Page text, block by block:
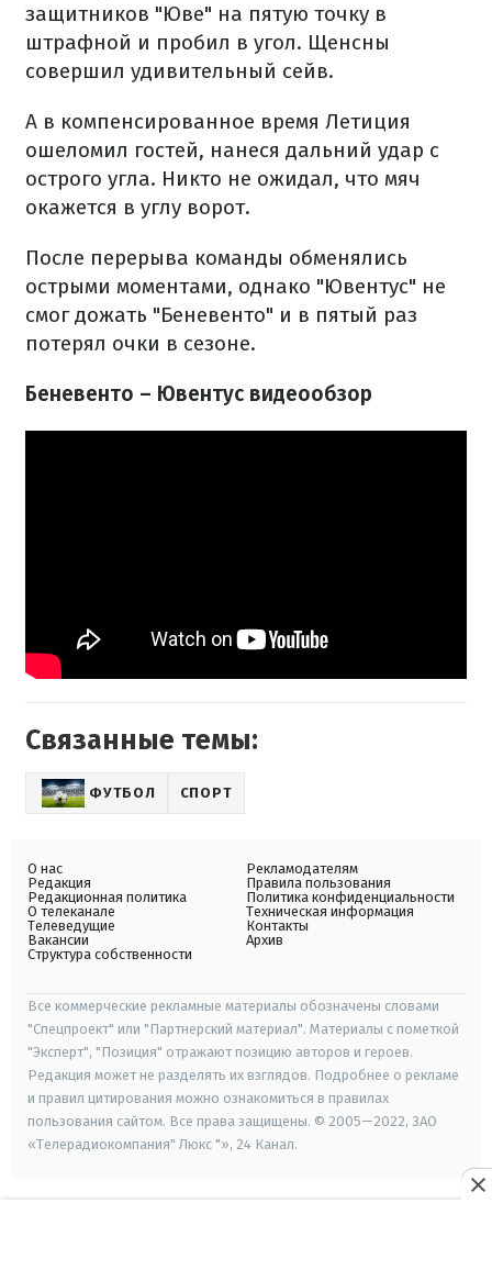
защитников "Юве" на пятую точку в
штрафной и пробил в угол. Щенсны
совершил удивительный сейв.
А в компенсированное время Летиция
ошеломил гостей, нанеся дальний удар с
острого угла. Никто не ожидал, что мяч
окажется в углу ворот.
После перерыва команды обменялись
острыми моментами, однако "Ювентус" не
смог дожать "Беневенто" и в пятый раз
потерял очки в сезоне.
Беневенто – Ювентус видеообзор
Связанные темы:
ФУТБОЛ СПОРТ
О нас
Редакция
Редакционная политика
О телеканале
Телеведущие
Вакансии
Структура собственности
Рекламодателям
Правила пользования
Политика конфиденциальности
Техническая информация
Контакты
Архив
Все коммерческие рекламные материалы обозначены словами
"Спецпроект" или "Партнерский материал". Материалы с пометкой
"Эксперт", "Позиция" отражают позицию авторов и героев.
Редакция может не разделять их взглядов. Подробнее о рекламе
и правил цитирования можно ознакомиться в правилах
пользования сайтом. Все права защищены. © 2005—2022, ЗАО
«Телерадиокомпания" Люкс "», 24 Канал.